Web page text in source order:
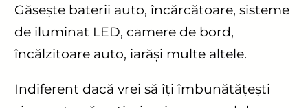
Găsește baterii auto, încărcătoare, sisteme
de iluminat LED, camere de bord,
încălzitoare auto, iarăși multe altele.
Indiferent dacă vrei să îți îmbunătățești